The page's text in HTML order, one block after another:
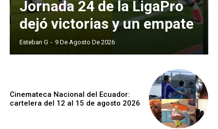
Jornada 24 de la LigaPro
dejó victorias y un empate
Esteban G - 9 De Agosto De 2026
Cinemateca Nacional del Ecuador:
cartelera del 12 al 15 de agosto 2026